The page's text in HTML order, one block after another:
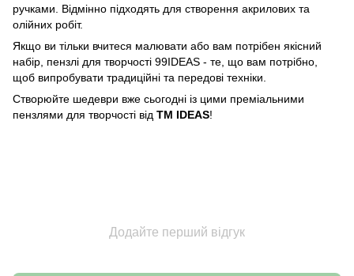
ручками. Вiдмiнно підходять для створення акрилових та
олійних робіт.
Якщо ви тільки вчитеся малювати або вам потрібен якісний
набір, пензлі для творчості 99IDEAS - те, що вам потрібно,
щоб випробувати традиційні та передові техніки.
Створюйте шедеври вже сьогодні із цими преміальними
пензлями для творчості від ТМ IDEAS!
Додайте перший відгук